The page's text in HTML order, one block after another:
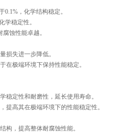
，化学结构稳定。
学稳定性。
蚀性能卓越。
损失进一步降低。
在极端环境下保持性能稳定。
稳定性和耐磨性，延长使用寿命。
提高其在极端环境下的性能稳定性。
构，提高整体耐腐蚀性能。